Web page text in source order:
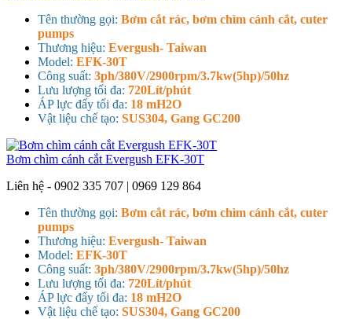
Tên thường gọi: Bơm cắt rác, bơm chìm cánh cắt, cuter
pumps
Thương hiệu: Evergush- Taiwan
Model: EFK-30T
Công suất: 3ph/380V/2900rpm/3.7kw(5hp)/50hz
Lưu lượng tối đa: 720Lít/phút
ÁP lực đẩy tối đa: 18 mH2O
Vật liệu chế tạo: SUS304, Gang GC200
Bơm chìm cánh cắt Evergush EFK-30T
Liên hệ - 0902 335 707 | 0969 129 864
Tên thường gọi: Bơm cắt rác, bơm chìm cánh cắt, cuter
pumps
Thương hiệu: Evergush- Taiwan
Model: EFK-30T
Công suất: 3ph/380V/2900rpm/3.7kw(5hp)/50hz
Lưu lượng tối đa: 720Lít/phút
ÁP lực đẩy tối đa: 18 mH2O
Vật liệu chế tạo: SUS304, Gang GC200